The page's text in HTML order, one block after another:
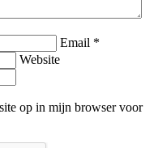
Email *
Website
op in mijn browser voor